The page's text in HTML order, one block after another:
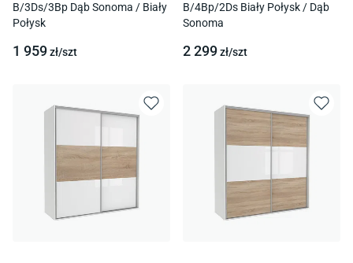
B/3Ds/3Bp Dąb Sonoma / Biały
Połysk
1 959zł/szt
B/4Bp/2Ds Biały Połysk / Dąb
Sonoma
2 299zł/szt